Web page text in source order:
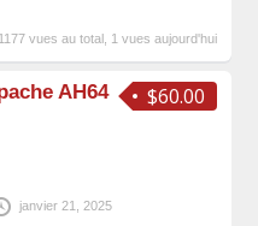
1177 vues au total, 1 vues aujourd'hui
$60.00
AH64
janvier 21, 2025